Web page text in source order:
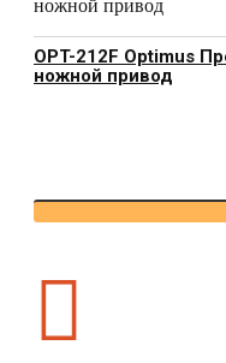
OPT-212F Optimus
ножной привод
